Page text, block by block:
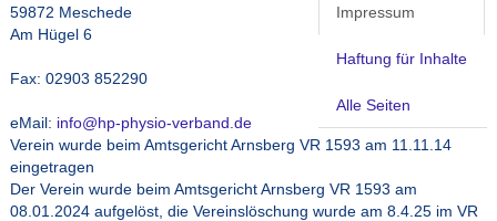
Impressum
Haftung für Inhalte
Alle Seiten
59872 Meschede
Am Hügel 6
Fax: 02903 852290
eMail: info@hp-physio-verband.de
Verein wurde beim Amtsgericht Arnsberg VR 1593 am 11.11.14
eingetragen
Der Verein wurde beim Amtsgericht Arnsberg VR 1593 am
08.01.2024 aufgelöst, die Vereinslöschung wurde am 8.4.25 im VR